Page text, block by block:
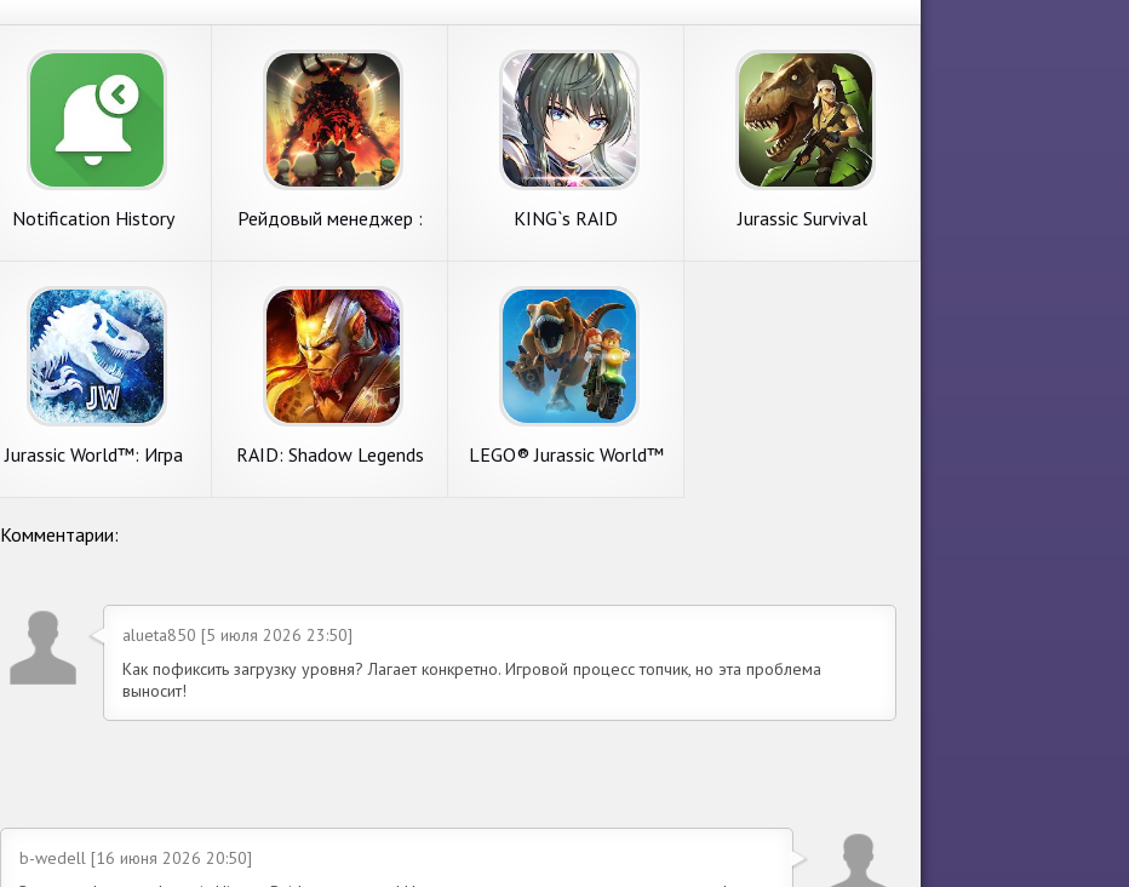
Notification History
Рейдовый менеджер :
KING`s RAID Jurassic Survival
Jurassic World™: Игра RAID: Shadow Legends LEGO® Jurassic World™
Комментарии:
alueta850 [5 июля 2026 23:50]
Как пофиксить загрузку уровня? Лагает конкретно. Игровой процесс топчик, но эта проблема
выносит!
b-wedell [16 июня 2026 20:50]